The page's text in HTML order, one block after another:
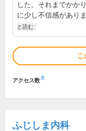
した。それまでかか
に少し不信感がありま
と読む
こ
アクセス数※
ふじしま内科